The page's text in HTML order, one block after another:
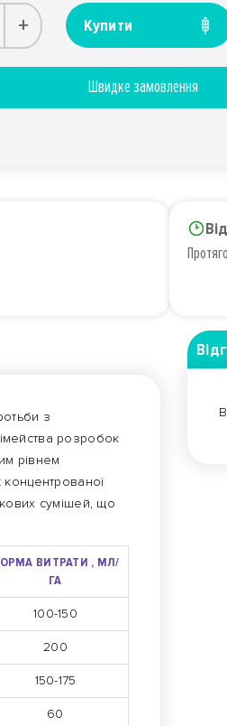
+ Купити
Швидке замовлення
з
розробок
рівнем
концентрованої
сумішей, що
ВИТРАТИ , МЛ/
ГА
100-150
200
150-175
60